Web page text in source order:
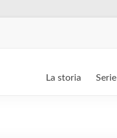
La storia Serie